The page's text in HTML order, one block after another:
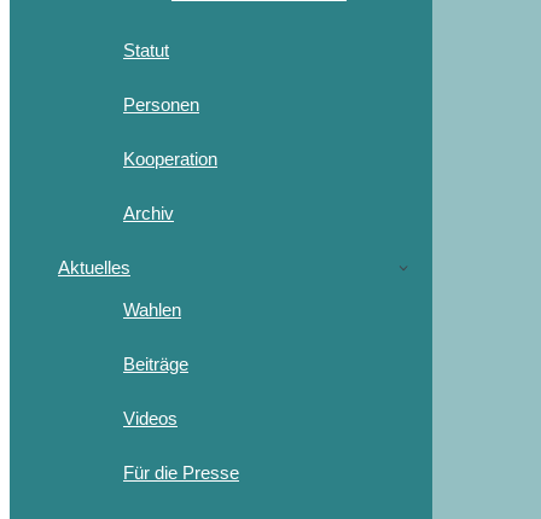
Statut
Personen
Kooperation
Archiv
Aktuelles
Wahlen
Beiträge
Videos
Für die Presse